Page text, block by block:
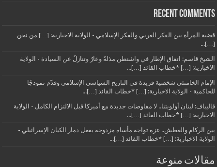
Recent Comments
قضية المرأة بين الفكر الغربي والفكر الإسلامي - الولاية الاخبارية: […] من نحن
[…]...
الشيخ قاسم: اتفاق الإطار في واشنطن مذلةٌ وعارٌ وتنازلٌ عن السيادة - الولاية
الاخبارية: […] *خطاب القائد […]...
الإمام الخامنئي شخصية فريدة في التاريخ السياسي الإسلامي وقدّم نموذجًا
للحاكمية - الولاية الاخبارية: […] *خطاب القائد […]...
قاليباف: لبنان أولويتنا.. لا مفاوضات جديدة مع أميركا قبل الالتزام الكامل - الولاية
الاخبارية: […] *خطاب القائد […]...
بين الركام والعطش.. غزة تواجه مأساة مزدوجة بفعل دمار الكيان الإسرائيلي -
الولاية الاخبارية: […] *خطاب القائد […]...
مقالات منوعة